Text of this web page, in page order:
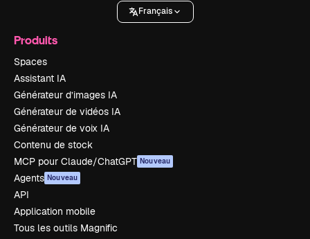
Français
Produits
Spaces
Assistant IA
Générateur d’images IA
Générateur de vidéos IA
Générateur de voix IA
Contenu de stock
MCP pour Claude/ChatGPT Nouveau
Agents Nouveau
API
Application mobile
Tous les outils Magnific